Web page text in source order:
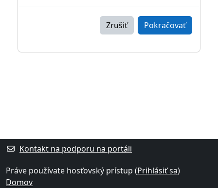
Zrušiť Pokračovať
Kontakt na podporu na portáli
Práve používate hosťovský prístup (Prihlásiť sa)
Domov